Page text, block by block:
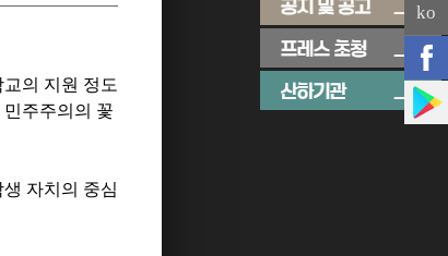
의 지원 정도
주주의의 꽃
자치의 중심
ko